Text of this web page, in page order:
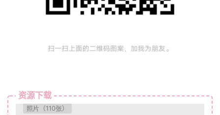
资源下载
照片（110张）